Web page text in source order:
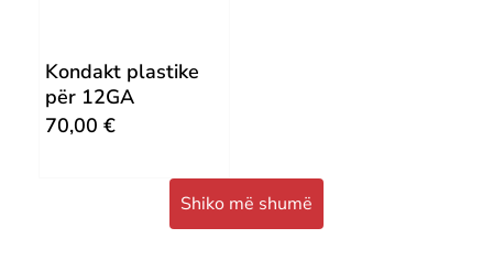
Kondakt plastike
për 12GA
70,00 €
Shiko më shumë